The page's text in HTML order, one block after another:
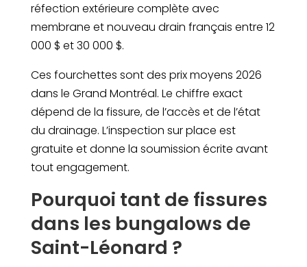
réfection extérieure complète avec
membrane et nouveau drain français entre 12
000 $ et 30 000 $.
Ces fourchettes sont des prix moyens 2026
dans le Grand Montréal. Le chiffre exact
dépend de la fissure, de l’accès et de l’état
du drainage. L’inspection sur place est
gratuite et donne la soumission écrite avant
tout engagement.
Pourquoi tant de fissures
dans les bungalows de
Saint-Léonard ?